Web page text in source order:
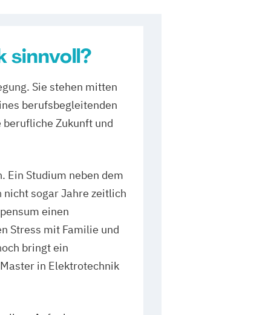
sinnvoll?
Sie stehen mitten
berufsbegleitenden
Zukunft und
Ein Studium neben dem
nicht sogar Jahre zeitlich
einen
Stress mit Familie und
bringt ein
in Elektrotechnik